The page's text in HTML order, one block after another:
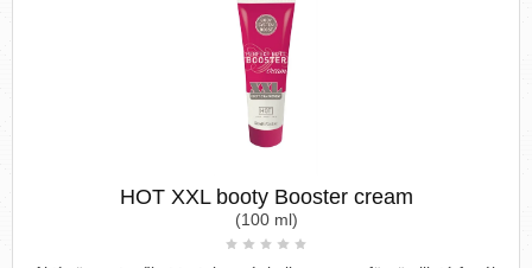
HOT XXL booty Booster cream
(100 ml)